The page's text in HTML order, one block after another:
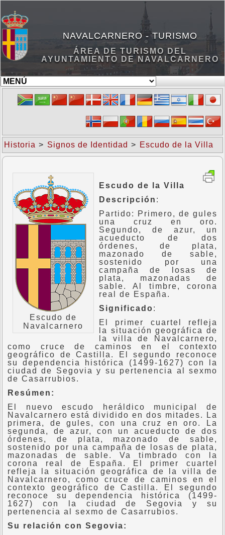
NAVALCARNERO - TURISMO
ÁREA DE TURISMO DEL
AYUNTAMIENTO DE NAVALCARNERO
Historia > Signos de Identidad > Escudo de la Villa
Escudo de
Navalcarnero
Escudo de la Villa
Descripción :
Partido: Primero, de gules
una cruz en oro.
Segundo, de azur, un
acueducto de dos
órdenes, de plata,
mazonado de sable,
sostenido por una
campaña de losas de
plata, mazonadas de
sable. Al timbre, corona
real de España.
Significado:
El primer cuartel refleja
la situación geográfica de
la villa de Navalcarnero,
como cruce de caminos en el contexto
geográfico de Castilla. El segundo reconoce
su dependencia histórica (1499-1627) con la
ciudad de Segovia y su pertenencia al sexmo
de Casarrubios.
Resúmen:
El nuevo escudo heráldico municipal de
Navalcarnero está dividido en dos mitades. La
primera, de gules, con una cruz en oro. La
segunda, de azur, con un acueducto de dos
órdenes, de plata, mazonado de sable,
sostenido por una campaña de losas de plata,
mazonadas de sable. Va timbrado con la
corona real de España. El primer cuartel
refleja la situación geográfica de la villa de
Navalcarnero, como cruce de caminos en el
contexto geográfico de Castilla. El segundo
reconoce su dependencia histórica (1499-
1627) con la ciudad de Segovia y su
pertenencia al sexmo de Casarrubios.
Su relación con Segovia: